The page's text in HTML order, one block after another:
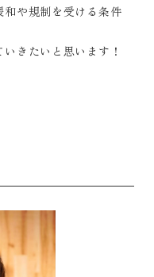
や規制を受ける条件
きたいと思います！